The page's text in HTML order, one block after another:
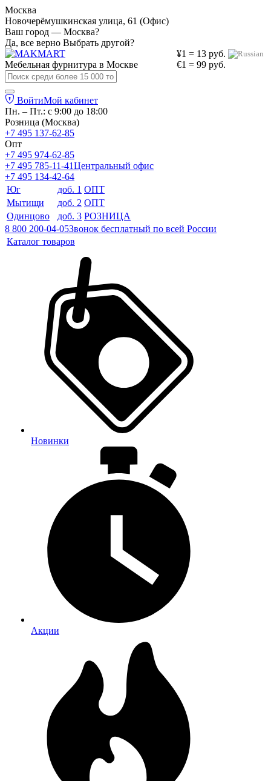
Москва
Новочерёмушкинская улица, 61 (Офис)
Ваш город — Москва?
Да, все верно Выбрать другой?
¥1 = 13 руб.
€1 = 99 руб.
Мебельная фурнитура в Москве
ВойтиМой кабинет
Пн. – Пт.: с 9:00 до 18:00
Розница (Москва)
+7 495 137-62-85
Опт
+7 495 974-62-85
+7 495 785-11-41Центральный офис
+7 495 134-42-64
Юг
доб. 1 ОПТ
Мытищи
доб. 2 ОПТ
Одинцово
доб. 3 РОЗНИЦА
8 800 200-04-05Звонок бесплатный по всей России
Каталог товаров
Новинки
Акции